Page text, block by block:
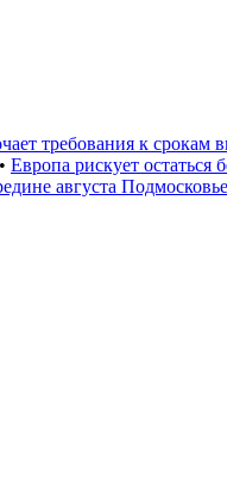
требования к срокам
• Европа рискует остаться
августа